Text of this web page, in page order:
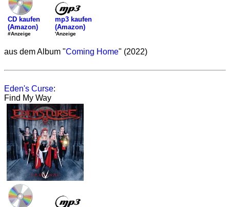
CD kaufen
(Amazon)
#Anzeige
mp3 kaufen
(Amazon)
'Anzeige
aus dem Album "Coming Home" (2022)
Eden's Curse:
Find My Way